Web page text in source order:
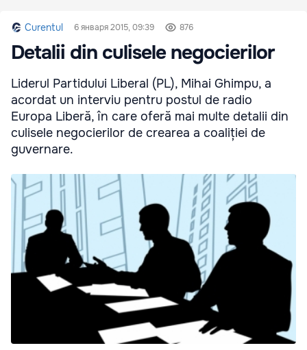
Curentul 6 января 2015, 09:39 876
Detalii din culisele negocierilor
Liderul Partidului Liberal (PL), Mihai Ghimpu, a
acordat un interviu pentru postul de radio
Europa Liberă, în care oferă mai multe detalii din
culisele negocierilor de crearea a coaliției de
guvernare.